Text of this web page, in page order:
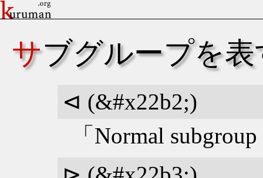
サブグループを
⊲ (&#x22b2;)
Normal